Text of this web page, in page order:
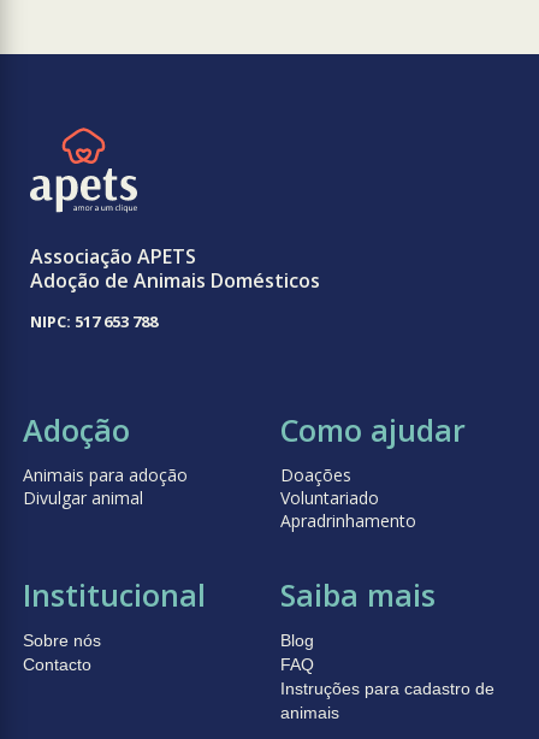
Associação APETS
Adoção de Animais Domésticos
NIPC: 517 653 788
Adoção
Animais para adoção
Divulgar animal
Como ajudar
Doações
Voluntariado
Apradrinhamento
Institucional
Sobre nós
Contacto
Saiba mais
Blog
FAQ
Instruções para cadastro de
animais